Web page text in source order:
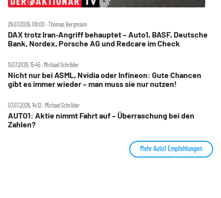
29.07.2026, 09:00 ‧ Thomas Bergmann
DAX trotz Iran‑Angriff behauptet – Auto1, BASF, Deutsche
Bank, Nordex, Porsche AG und Redcare im Check
11.07.2026, 15:45 ‧ Michael Schröder
Nicht nur bei ASML, Nvidia oder Infineon: Gute Chancen
gibt es immer wieder – man muss sie nur nutzen!
07.07.2026, 14:12 ‧ Michael Schröder
AUTO1: Aktie nimmt Fahrt auf – Überraschung bei den
Zahlen?
Mehr Auto1 Empfehlungen